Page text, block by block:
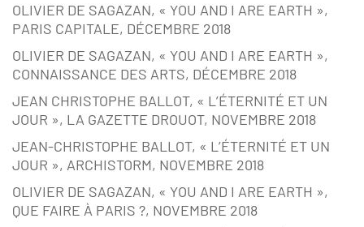
OLIVIER DE SAGAZAN, « YOU AND I ARE EARTH »,
PARIS CAPITALE, DÉCEMBRE 2018
OLIVIER DE SAGAZAN, « YOU AND I ARE EARTH »,
CONNAISSANCE DES ARTS, DÉCEMBRE 2018
JEAN CHRISTOPHE BALLOT, « L’ÉTERNITÉ ET UN
JOUR », LA GAZETTE DROUOT, NOVEMBRE 2018
JEAN-CHRISTOPHE BALLOT, « L’ÉTERNITÉ ET UN
JOUR », ARCHISTORM, NOVEMBRE 2018
OLIVIER DE SAGAZAN, « YOU AND I ARE EARTH »,
QUE FAIRE À PARIS ?, NOVEMBRE 2018